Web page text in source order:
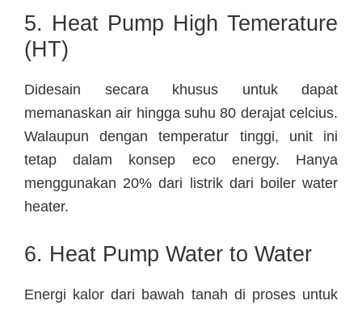
5. Heat Pump High Temerature
(HT)
Didesain secara khusus untuk dapat
memanaskan air hingga suhu 80 derajat celcius.
Walaupun dengan temperatur tinggi, unit ini
tetap dalam konsep eco energy. Hanya
menggunakan 20% dari listrik dari boiler water
heater.
6. Heat Pump Water to Water
Energi kalor dari bawah tanah di proses untuk